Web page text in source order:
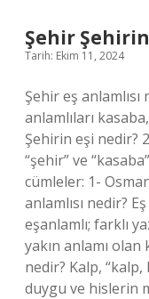
Şehir
Tarih: Ekim 11, 2024
Şehir eş
anlamlıları
Şehirin eşi nedir?
“şehir” ve
cümleler: 1-
anlamlısı nedir?
eşanlamlı; farklı
yakın anlamı olan
nedir? Kalp,
duygu ve hislerin